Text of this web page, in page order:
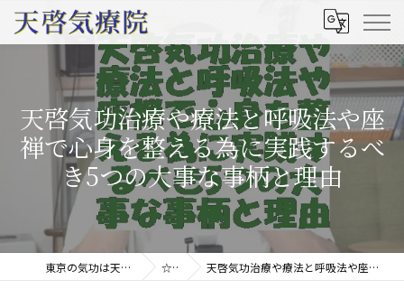
天啓気功治療や療法と呼吸法や座
禅で心身を整える為に実践するべ
き5つの大事な事柄と理由
東京の気功は天啓気療院(天啓気功療法治療院) ☆コラム 天啓気功治療や療法と呼吸法や座禅で心身を整える為に実践するべき5つの大事な事柄と理由